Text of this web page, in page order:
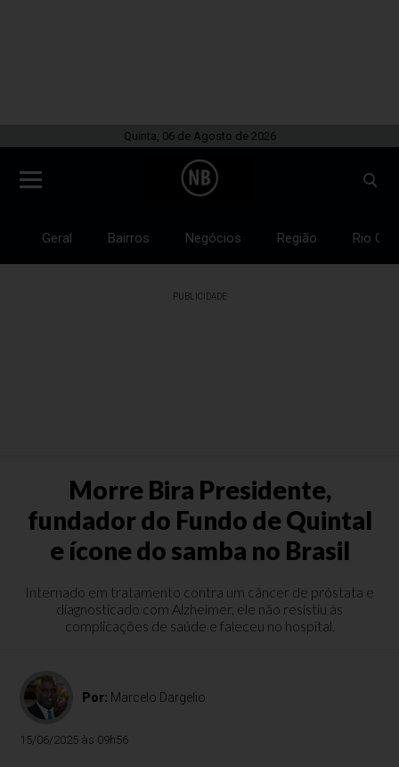
Quinta, 06 de Agosto de 2026
Geral Bairros Negócios Região Rio
PUBLICIDADE
Morre Bira Presidente,
fundador do Fundo de Quintal
e ícone do samba no Brasil
Internado em tratamento contra um câncer de próstata e
diagnosticado com Alzheimer, ele não resistiu às
complicações de saúde e faleceu no hospital.
Por: Marcelo Dargelio
15/06/2025 às 09h56